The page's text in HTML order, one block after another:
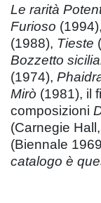
Le rarità
Furioso (1994),
(1988), Tieste
Bozzetto
(1974),
Mirò (1981), il
composizioni
(Carnegie
(Biennale
catalogo è